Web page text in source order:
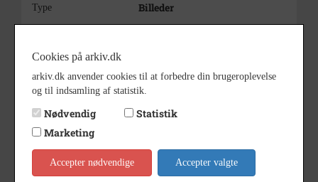
Type Billeder
Bemærkning
Giver: Turistforeningen i
Frederiksværk
Periode 1930 - 1990
Dateringsnote
Estimeret
Fotograf Ukendt
Cookies på arkiv.dk
arkiv.dk anvender cookies til at forbedre din brugeroplevelse
og til indsamling af statistik.
Nødvendig
Statistik
Marketing
Accepter nødvendige Accepter valgte